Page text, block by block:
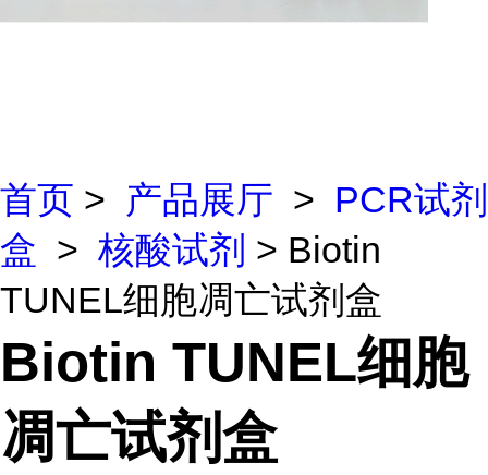
首页 > 产品展厅 > PCR试剂
盒 > 核酸试剂 > Biotin
TUNEL细胞凋亡试剂盒
Biotin TUNEL细胞
凋亡试剂盒